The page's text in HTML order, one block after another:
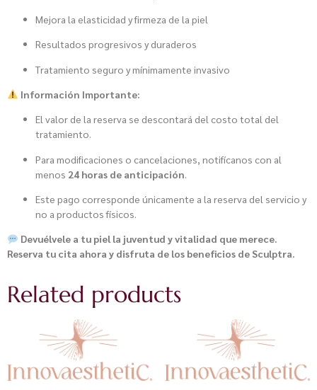
Mejora la elasticidad y firmeza de la piel
Resultados progresivos y duraderos
Tratamiento seguro y mínimamente invasivo
Información Importante:
El valor de la reserva se descontará del costo total del
tratamiento.
Para modificaciones o cancelaciones, notifícanos con al
menos 24 horas de anticipación.
Este pago corresponde únicamente a la reserva del servicio y
no a productos físicos.
Devuélvele a tu piel la juventud y vitalidad que merece.
Reserva tu cita ahora y disfruta de los beneficios de Sculptra.
Related products